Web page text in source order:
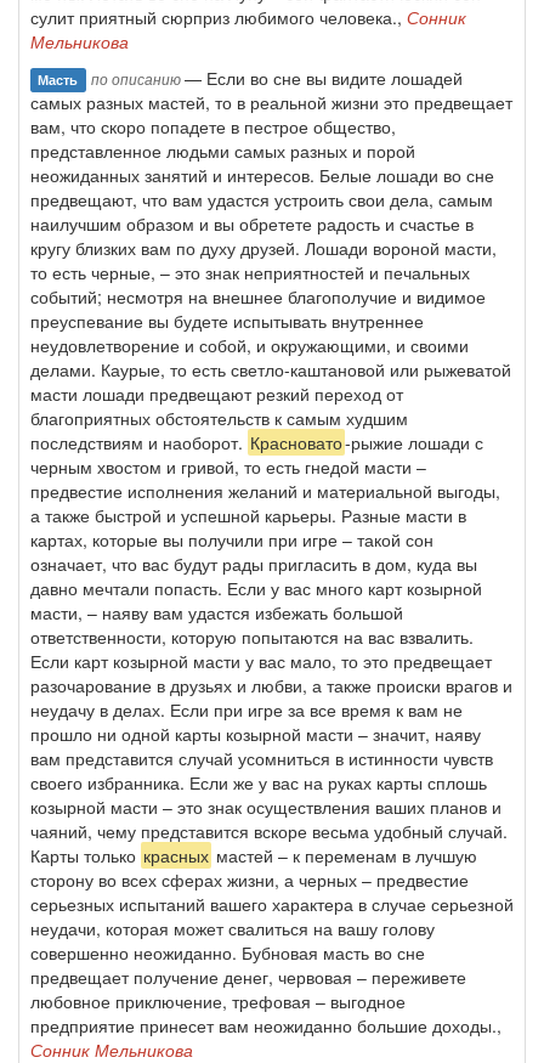
сулит приятный сюрприз любимого человека., Сонник
Мельникова
Масть по описанию— Если во сне вы видите лошадей
самых разных мастей, то в реальной жизни это предвещает
вам, что скоро попадете в пестрое общество,
представленное людьми самых разных и порой
неожиданных занятий и интересов. Белые лошади во сне
предвещают, что вам удастся устроить свои дела, самым
наилучшим образом и вы обретете радость и счастье в
кругу близких вам по духу друзей. Лошади вороной масти,
то есть черные, – это знак неприятностей и печальных
событий; несмотря на внешнее благополучие и видимое
преуспевание вы будете испытывать внутреннее
неудовлетворение и собой, и окружающими, и своими
делами. Каурые, то есть светло-каштановой или рыжеватой
масти лошади предвещают резкий переход от
благоприятных обстоятельств к самым худшим
последствиям и наоборот. Красновато-рыжие лошади с
черным хвостом и гривой, то есть гнедой масти –
предвестие исполнения желаний и материальной выгоды,
а также быстрой и успешной карьеры. Разные масти в
картах, которые вы получили при игре – такой сон
означает, что вас будут рады пригласить в дом, куда вы
давно мечтали попасть. Если у вас много карт козырной
масти, – наяву вам удастся избежать большой
ответственности, которую попытаются на вас взвалить.
Если карт козырной масти у вас мало, то это предвещает
разочарование в друзьях и любви, а также происки врагов и
неудачу в делах. Если при игре за все время к вам не
прошло ни одной карты козырной масти – значит, наяву
вам представится случай усомниться в истинности чувств
своего избранника. Если же у вас на руках карты сплошь
козырной масти – это знак осуществления ваших планов и
чаяний, чему представится вскоре весьма удобный случай.
Карты только красных мастей – к переменам в лучшую
сторону во всех сферах жизни, а черных – предвестие
серьезных испытаний вашего характера в случае серьезной
неудачи, которая может свалиться на вашу голову
совершенно неожиданно. Бубновая масть во сне
предвещает получение денег, червовая – переживете
любовное приключение, трефовая – выгодное
предприятие принесет вам неожиданно большие доходы.,
Сонник Мельникова